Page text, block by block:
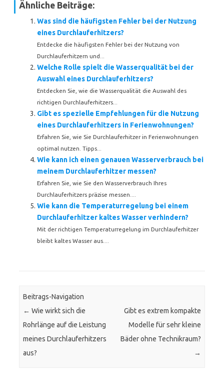
Ähnliche Beiträge:
Was sind die häufigsten Fehler bei der Nutzung
eines Durchlauferhitzers?
Entdecke die häufigsten Fehler bei der Nutzung von
Durchlauferhitzern und...
Welche Rolle spielt die Wasserqualität bei der
Auswahl eines Durchlauferhitzers?
Entdecken Sie, wie die Wasserqualität die Auswahl des
richtigen Durchlauferhitzers...
Gibt es spezielle Empfehlungen für die Nutzung
eines Durchlauferhitzers in Ferienwohnungen?
Erfahren Sie, wie Sie Durchlauferhitzer in Ferienwohnungen
optimal nutzen. Tipps...
Wie kann ich einen genauen Wasserverbrauch bei
meinem Durchlauferhitzer messen?
Erfahren Sie, wie Sie den Wasserverbrauch Ihres
Durchlauferhitzers präzise messen....
Wie kann die Temperaturregelung bei einem
Durchlauferhitzer kaltes Wasser verhindern?
Mit der richtigen Temperaturregelung im Durchlauferhitzer
bleibt kaltes Wasser aus....
Beitrags-Navigation
← Wie wirkt sich die
Rohrlänge auf die Leistung
meines Durchlauferhitzers
aus?
Gibt es extrem kompakte
Modelle für sehr kleine
Bäder ohne Technikraum?
→